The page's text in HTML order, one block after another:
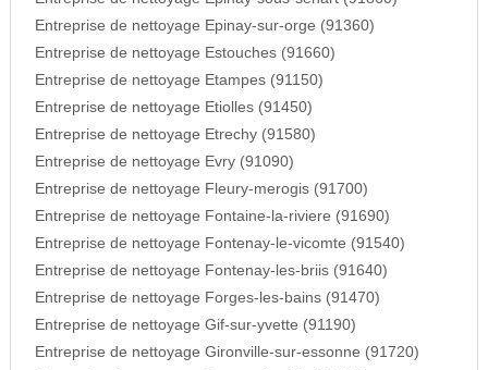
Entreprise de nettoyage Epinay-sur-orge (91360)
Entreprise de nettoyage Estouches (91660)
Entreprise de nettoyage Etampes (91150)
Entreprise de nettoyage Etiolles (91450)
Entreprise de nettoyage Etrechy (91580)
Entreprise de nettoyage Evry (91090)
Entreprise de nettoyage Fleury-merogis (91700)
Entreprise de nettoyage Fontaine-la-riviere (91690)
Entreprise de nettoyage Fontenay-le-vicomte (91540)
Entreprise de nettoyage Fontenay-les-briis (91640)
Entreprise de nettoyage Forges-les-bains (91470)
Entreprise de nettoyage Gif-sur-yvette (91190)
Entreprise de nettoyage Gironville-sur-essonne (91720)